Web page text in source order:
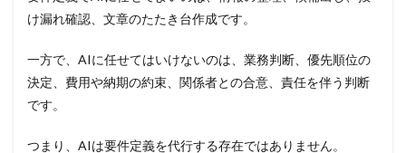
け漏れ確認、文章のたたき台作成です。
一方で、AIに任せてはいけないのは、業務判断、優先順位の
決定、費用や納期の約束、関係者との合意、責任を伴う判断
です。
つまり、AIは要件定義を代行する存在ではありません。